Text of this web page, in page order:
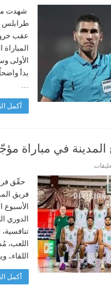
الاتحاد
….
توقف
الديربي
ودخول
جماهير
ومغادرة
الحكام
الأجانب
مغلقة
شهدت
طرابلس
عقب
الأولى
بدأ
…
أكمل
في مباراة
طرابلس
يكتسحُ
المدينة
في
مباراة
مؤجّلة
من
دوري
السلة
مغلقة
حقّق
الأسبوع
الدوري
اللعب،
أكمل